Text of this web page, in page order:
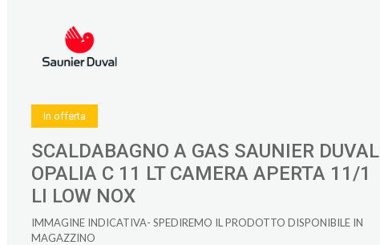
In offerta
SCALDABAGNO A GAS SAUNIER DUVAL
OPALIA C 11 LT CAMERA APERTA 11/1
LI LOW NOX
IMMAGINE INDICATIVA- SPEDIREMO IL PRODOTTO DISPONIBILE IN
MAGAZZINO